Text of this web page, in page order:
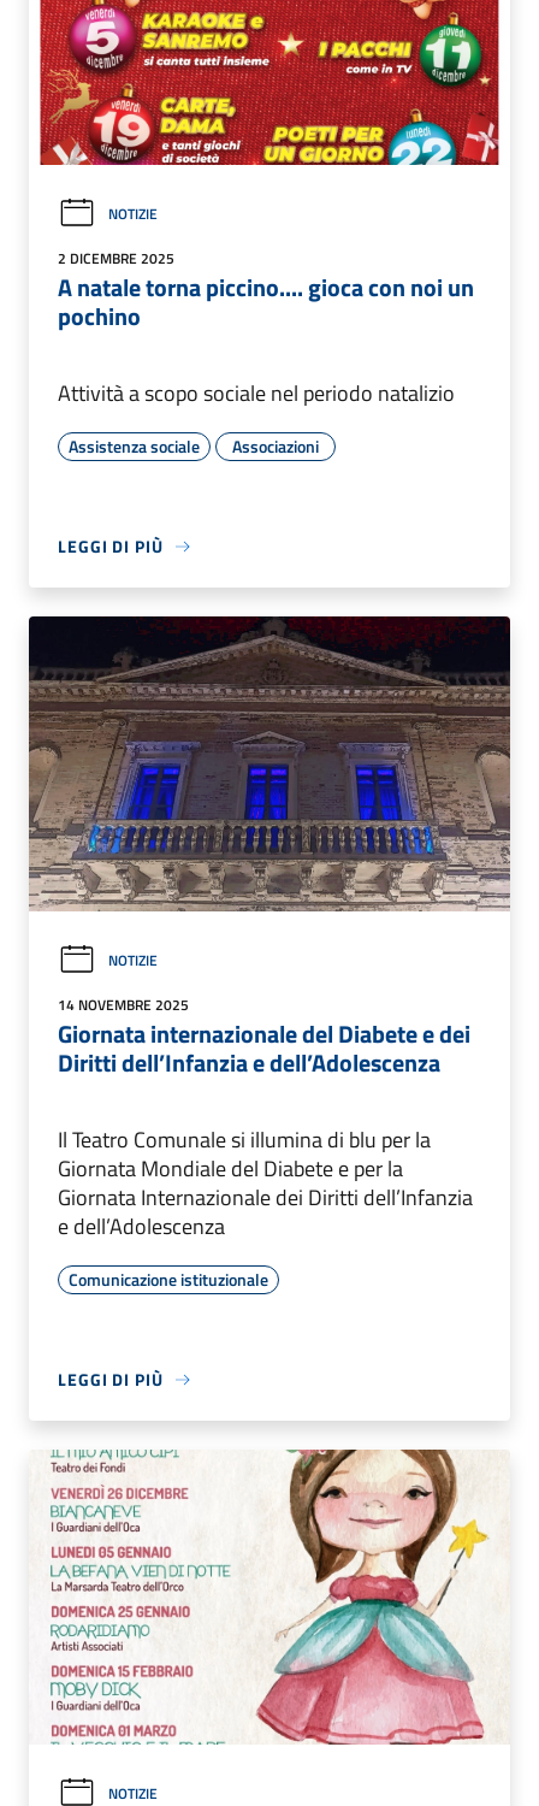
NOTIZIE
2 DICEMBRE 2025
A natale torna piccino.... gioca con noi un
pochino
Attività a scopo sociale nel periodo natalizio
Assistenza sociale Associazioni
LEGGI DI PIÙ
NOTIZIE
14 NOVEMBRE 2025
Giornata internazionale del Diabete e dei
Diritti dell’Infanzia e dell’Adolescenza
Il Teatro Comunale si illumina di blu per la
Giornata Mondiale del Diabete e per la
Giornata Internazionale dei Diritti dell’Infanzia
e dell’Adolescenza
Comunicazione istituzionale
LEGGI DI PIÙ
NOTIZIE